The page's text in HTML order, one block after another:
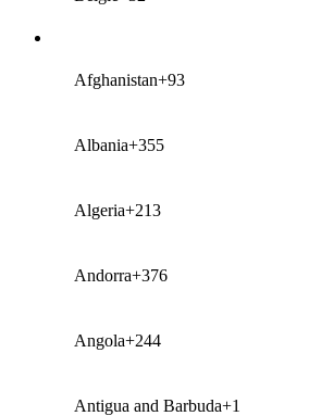
Afghanistan+93
Albania+355
Algeria+213
Andorra+376
Angola+244
Antigua and Barbuda+1